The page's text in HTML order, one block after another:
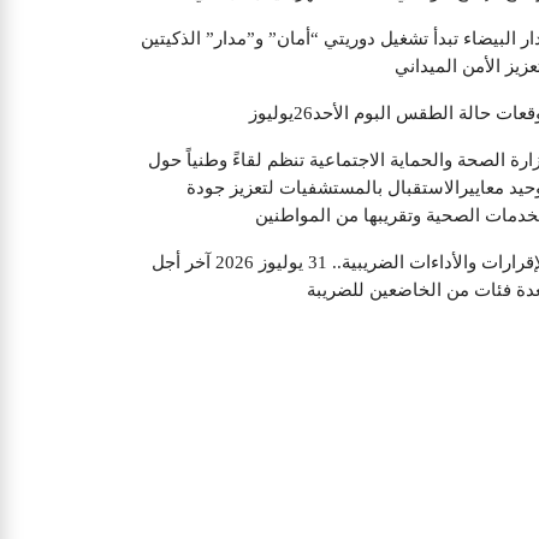
البيضاء تبدأ تشغيل دوريتي “أمان” و”مدار” الذكيتين
الأمن الميداني
حالة الطقس البوم الأحد26يوليوز
الصحة والحماية الاجتماعية تنظم لقاءً وطنياً حول
معاييرالاستقبال بالمستشفيات لتعزيز جودة
الصحية وتقريبها من المواطنين
الإقرارات والأداءات الضريبية.. 31 يوليوز 2026 آخر أجل
فئات من الخاضعين للضريبة